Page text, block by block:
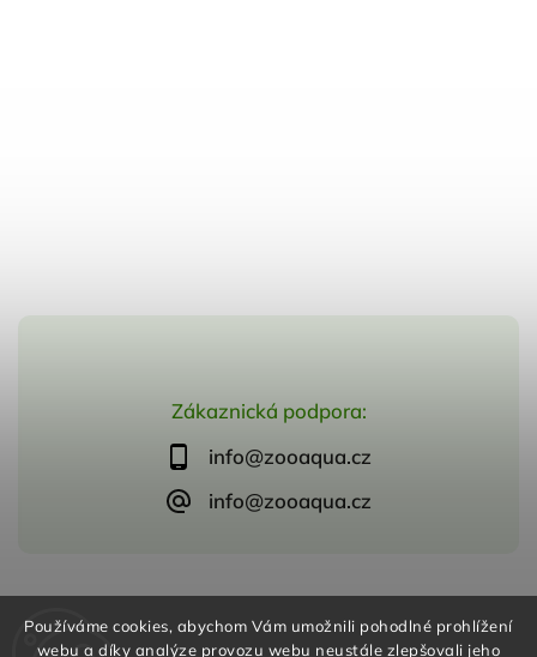
Používáme cookies, abychom Vám umožnili pohodlné prohlížení
webu a díky analýze provozu webu neustále zlepšovali jeho
Zákaznická podpora:
info@zooaqua.cz
info@zooaqua.cz
VytvořilShoptet | DesignShoptak.cz